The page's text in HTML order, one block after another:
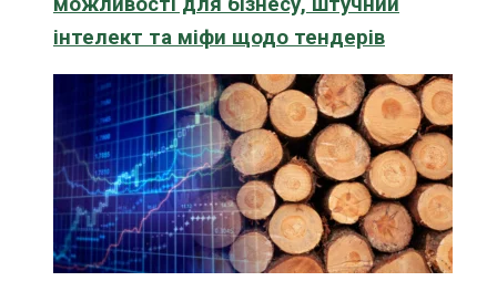
інтелект та міфи щодо тендерів